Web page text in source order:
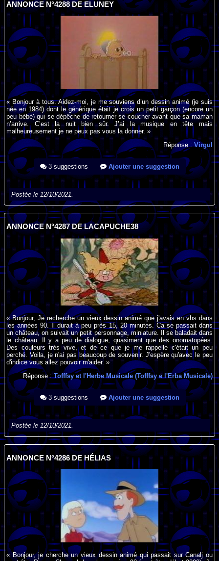
ANNONCE N°4288 DE ELUNEY
« Bonjour à tous. Aidez-moi, je me souviens d’un dessin animé (je suis
née en 1984) dont le générique était je crois un petit garçon (encore un
peu bébé) qui se dépêche de retourner se coucher avant que sa maman
n’arrive. C’est la nuit bien sûr. J’ai la musique en tête mais
malheureusement je ne peux pas vous la donner. »
Réponse :Virgul
3 suggestions Ajouter une suggestion
Postée le 12/10/2021.
ANNONCE N°4287 DE LACAPUCHE38
« Bonjour, Je recherche un vieux dessin animé que j'avais en vhs dans
les années 90. Il durait à peu près 15, 20 minutes. Ca se passait dans
un château, on suivait un petit personnage, miniature. Il se baladait dans
le château. Il y a peu de dialogue, quasiment que des onomatopées.
Des couleurs très vive, et de ce que je me rappelle c'était un peu
perché. Voila, je n'ai pas beaucoup de souvenir. J'espère qu'avec le peu
d'indice vous allez pouvoir m'aider. »
Réponse :Tofffsy et l'Herbe Musicale (Tofffsy e l'Erba Musicale)
3 suggestions Ajouter une suggestion
Postée le 12/10/2021.
ANNONCE N°4286 DE HÉLIAS
« Bonjour, je cherche un vieux dessin animé qui passait sur Canalj ou